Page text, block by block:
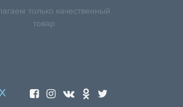
только качественный
товар